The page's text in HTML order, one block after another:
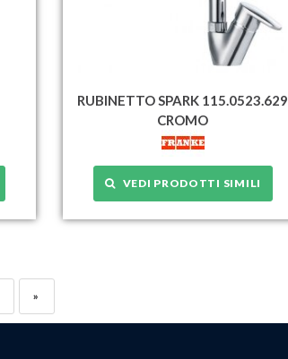
RUBINETTO SPARK 115.0523.629
CROMO
VEDI PRODOTTI SIMILI
»